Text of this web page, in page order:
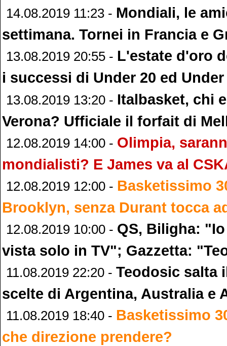
14.08.2019 11:23 - Mondiali, le
settimana. Tornei in Francia e
13.08.2019 20:55 - L'estate d'oro
i successi di Under 20 ed Under
13.08.2019 13:20 - Italbasket, chi
Verona? Ufficiale il forfait di
12.08.2019 14:00 - Olimpia,
mondialisti? E James va al
12.08.2019 12:00 - Basketissimo
Brooklyn, senza Durant tocca
12.08.2019 10:00 - QS, Biligha:
vista solo in TV"; Gazzetta:
11.08.2019 22:20 - Teodosic salta
scelte di Argentina, Australia e
11.08.2019 18:40 - Basketissimo
che direzione prendere?